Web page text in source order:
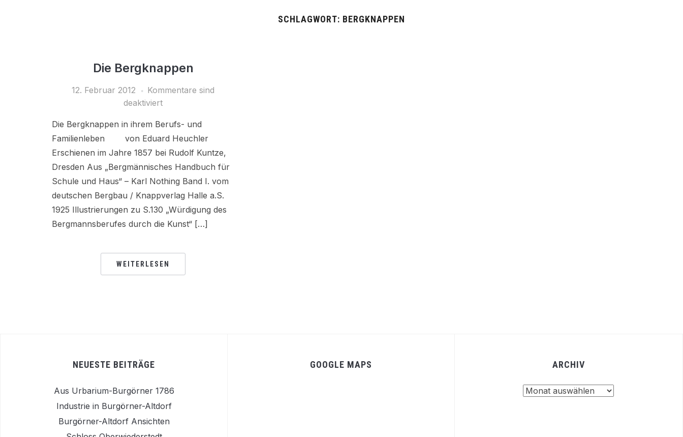
SCHLAGWORT: BERGKNAPPEN
Die Bergknappen
12. Februar 2012
Kommentare sind
deaktiviert
Die Bergknappen in ihrem Berufs- und
Familienleben von Eduard Heuchler
Erschienen im Jahre 1857 bei Rudolf Kuntze,
Dresden Aus „Bergmännisches Handbuch für
Schule und Haus“ – Karl Nothing Band I. vom
deutschen Bergbau / Knappverlag Halle a.S.
1925 Illustrierungen zu S.130 „Würdigung des
Bergmannsberufes durch die Kunst“ […]
WEITERLESEN
NEUESTE BEITRÄGE
Aus Urbarium-Burgörner 1786
Industrie in Burgörner-Altdorf
Burgörner-Altdorf Ansichten
GOOGLE MAPS ARCHIV